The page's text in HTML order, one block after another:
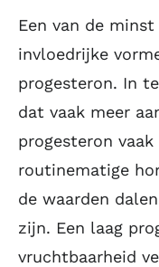
Een van de
invloedrijke
progesteron. In
dat vaak meer
progesteron
routinematige
de waarden
zijn. Een laag
vruchtbaarheid